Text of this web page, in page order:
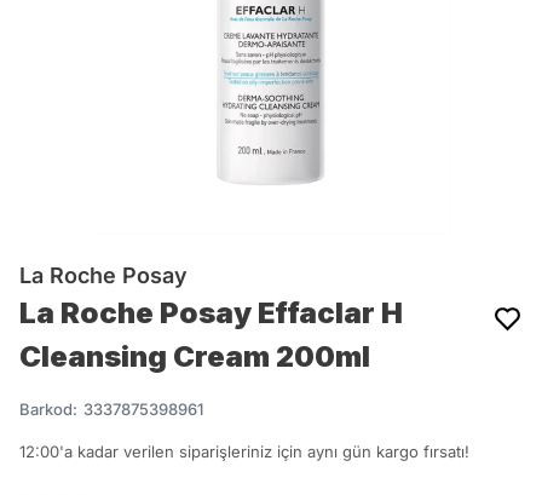
La Roche Posay
La Roche Posay Effaclar H
Cleansing Cream 200ml
Barkod: 3337875398961
12:00'a kadar verilen siparişleriniz için aynı gün kargo fırsatı!